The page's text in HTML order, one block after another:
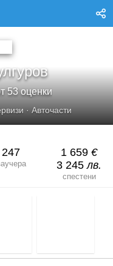
53 оценки
·Авточасти
247 1 659 €
3 245лв.
спестени